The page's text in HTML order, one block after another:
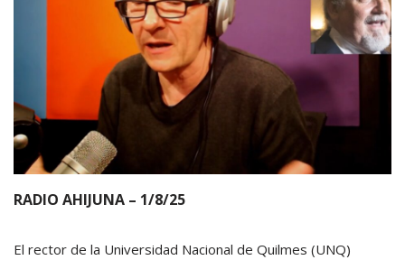
RADIO AHIJUNA – 1/8/25
El rector de la Universidad Nacional de Quilmes (UNQ)